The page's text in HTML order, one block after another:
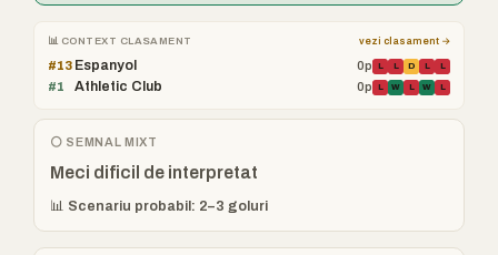
📊 CONTEXT CLASAMENT vezi clasament →
#13 Espanyol 0p L L D L L
#1 Athletic Club 0p L W L W L
⚪ SEMNAL MIXT
Meci dificil de interpretat
📊 Scenariu probabil: 2–3 goluri